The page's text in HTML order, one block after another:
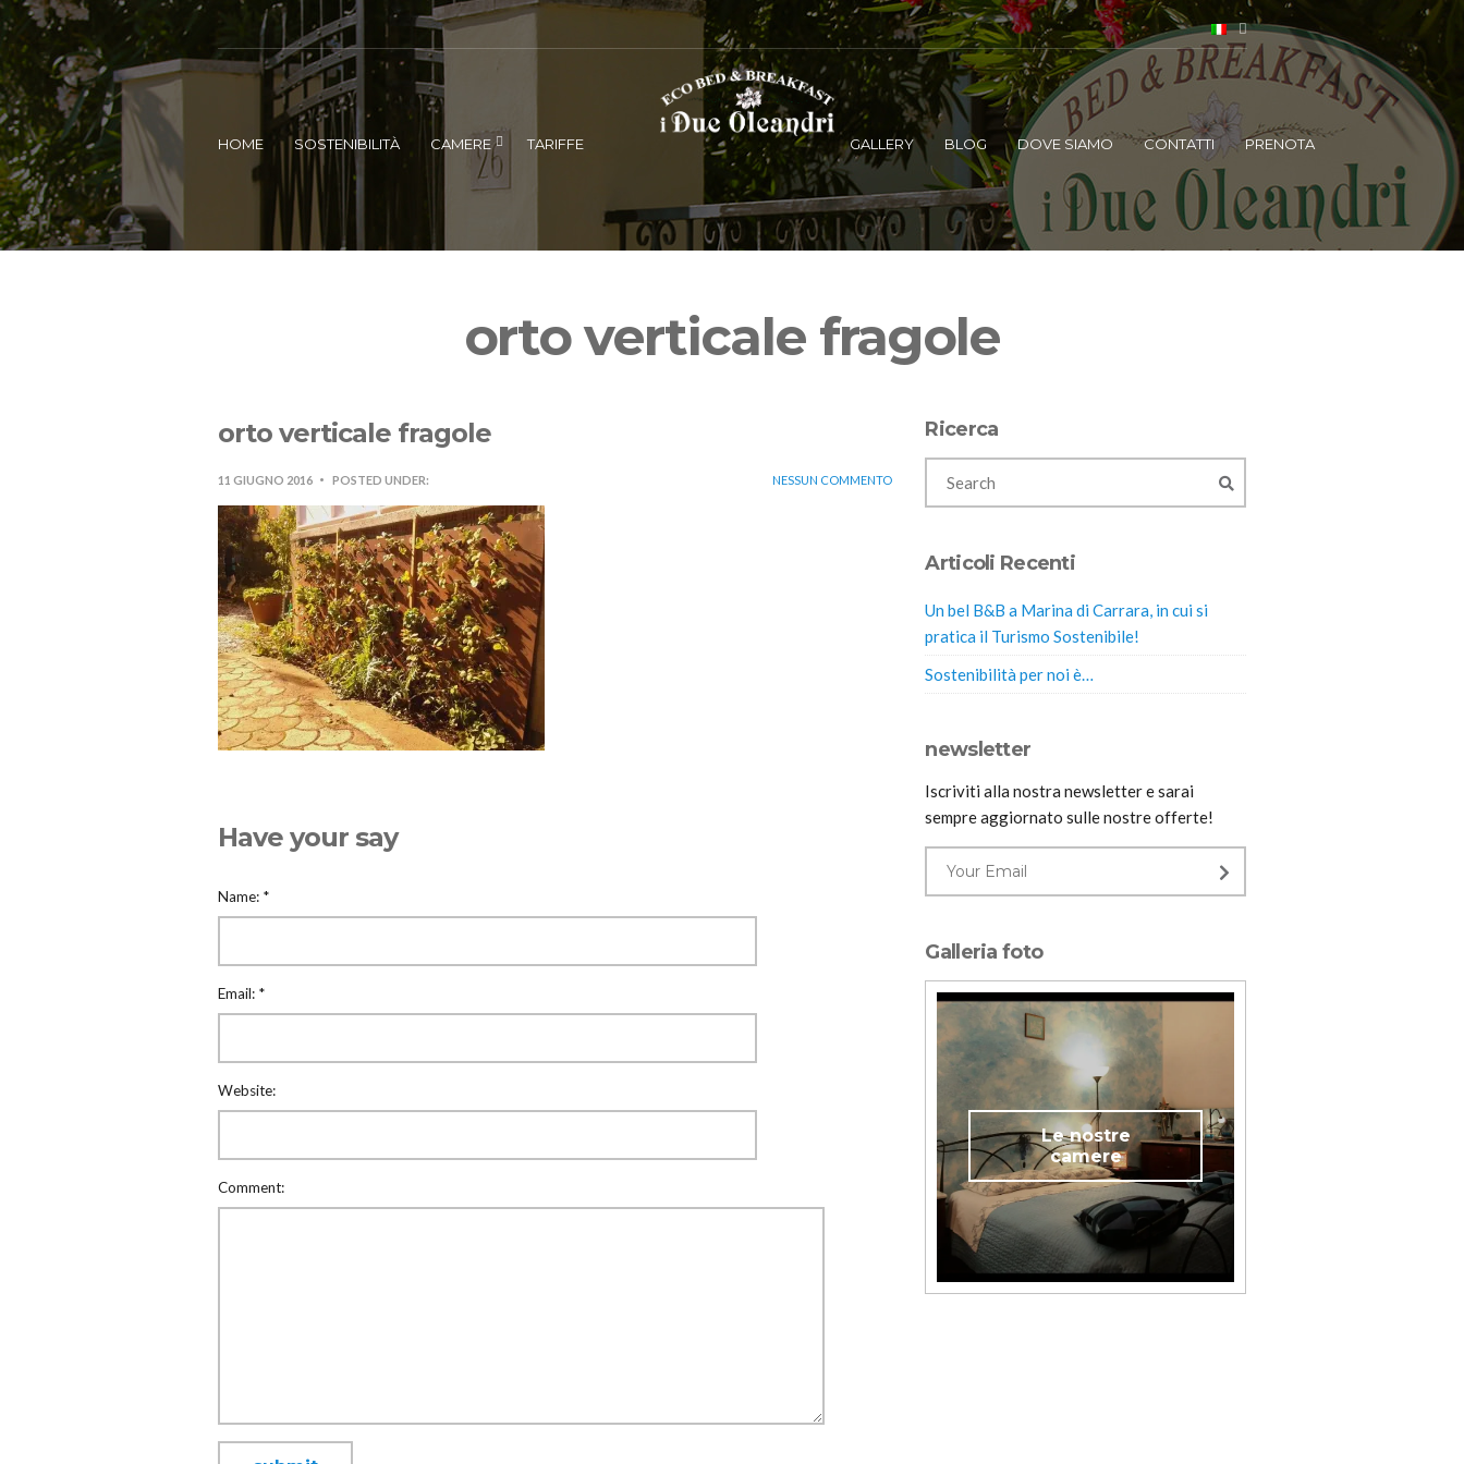
HOME SOSTENIBILITÀ CAMERE TARIFFE GALLERY BLOG DOVE SIAMO CONTATTI PRENOTA
orto verticale fragole
orto verticale fragole
11 GIUGNO 2016 POSTED UNDER: NESSUN COMMENTO
Have your say
Name: *
Email: *
Website:
Comment:
Ricerca
Articoli Recenti
Un bel B&B a Marina di Carrara, in cui si
pratica il Turismo Sostenibile!
Sostenibilità per noi è…
newsletter
Iscriviti alla nostra newsletter e sarai
sempre aggiornato sulle nostre offerte!
Galleria foto
Le nostre
camere